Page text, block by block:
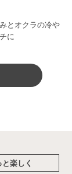
とオクラの冷や
に
楽しく